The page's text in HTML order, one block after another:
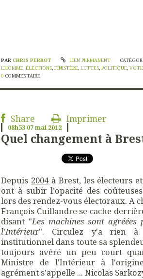
PAR CHRIS PERROT LIEN PERMANENT
L'HOMME ÉLECTIONS FINISTÈRE LUTTES POLITIQUE
0 COMMENTAIRE
Share Imprimer
08h53 07mai 2012
Quel changement à
Depuis 2004à Brest, les électeurs
ont à subir l'opacité des
lors des rendez-vous électoraux. A
François Cuillandre se cache
disant "Les machines sont
l'Intérieur". Circulez y'a rien à
institutionnel dans toute sa
toujours avéré un peu court
Ministre de l'Intérieur à
agrément s'appelle ... Nicolas